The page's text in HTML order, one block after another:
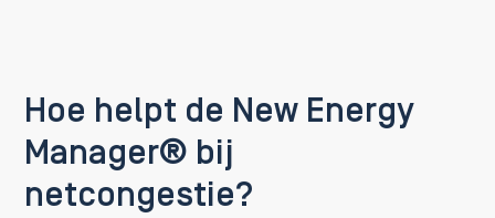
Hoe helpt de New Energy
Manager® bij
netcongestie?